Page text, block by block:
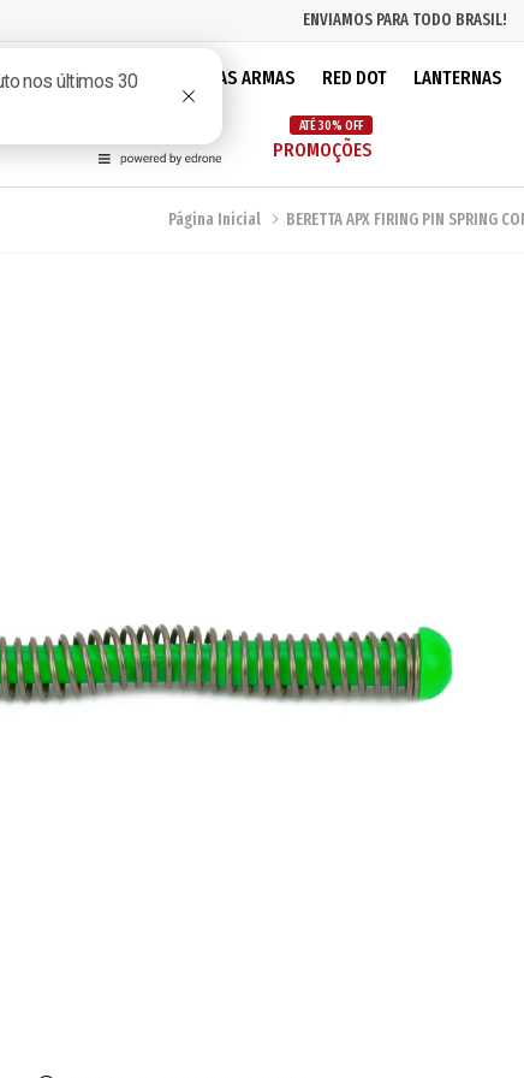
ENVIAMOS PARA TODO BRASIL!
IPSC ACESSÓRIOS PEÇAS ARMAS RED DOT LANTERNAS
PROMOÇÕES
ATÉ 30% OFF
Página Inicial BERETTA APX FIRING PIN SPRING